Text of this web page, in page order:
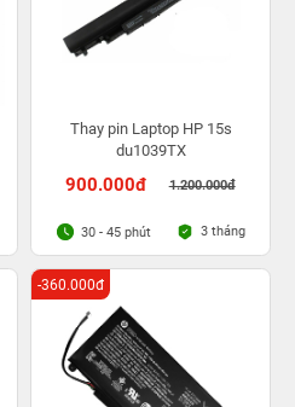
Thay pin Laptop HP 15s
du1039TX
900.000đ 1.200.000đ
30 - 45 phút 3 tháng
-360.000đ